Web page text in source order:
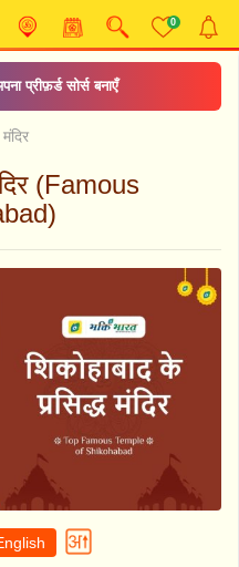
0
प्रीफ़र्ड सोर्स बनाएँ
(Famous